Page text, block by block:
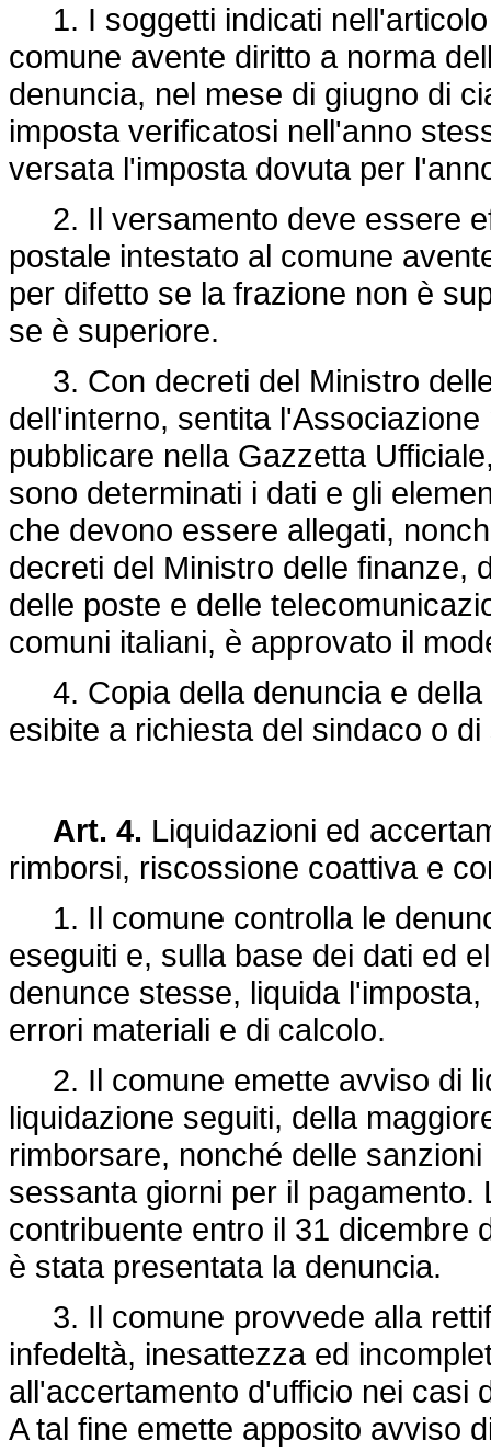
1. I soggetti indicati
comune avente diritto a norma
denuncia, nel mese di giugno di
imposta verificatosi nell'anno
versata l'imposta dovuta per
2. Il versamento deve essere
postale intestato al comune
per difetto se la frazione non è
se è superiore.
3. Con decreti del Ministro
dell'interno, sentita
pubblicare nella Gazzetta
sono determinati i dati e gli
che devono essere allegati,
decreti del Ministro delle finanze,
delle poste e delle
comuni italiani, è approvato il
4. Copia della denuncia e della
esibite a richiesta del sindaco o
Art. 4. Liquidazioni ed
rimborsi, riscossione coattiva e
1. Il comune controlla le
eseguiti e, sulla base dei dati ed
denunce stesse, liquida
errori materiali e di calcolo.
2. Il comune emette avviso di
liquidazione seguiti, della
rimborsare, nonché delle
sessanta giorni per il
contribuente entro il 31 dicembre
è stata presentata la denuncia.
3. Il comune provvede alla
infedeltà, inesattezza ed
all'accertamento d'ufficio nei casi
A tal fine emette apposito avviso